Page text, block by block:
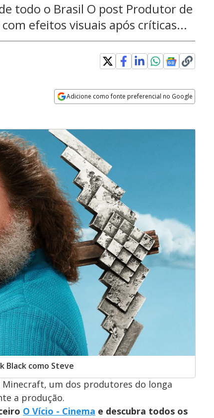
todo o Brasil O post Produtor de
efeitos visuais após críticas...
Adicione como fonte preferencial no Google
Black como Steve
um dos produtores do longa
a produção.
O Vício - Cinema e descubra todos os